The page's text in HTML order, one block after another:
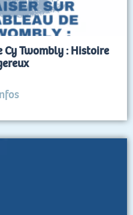
Cy Twombly : Histoire